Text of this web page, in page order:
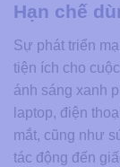
Hạn chế
Sự phát triển
tiện ích cho
ánh sáng xanh
laptop, điện
mắt, cũng như
tác động đến